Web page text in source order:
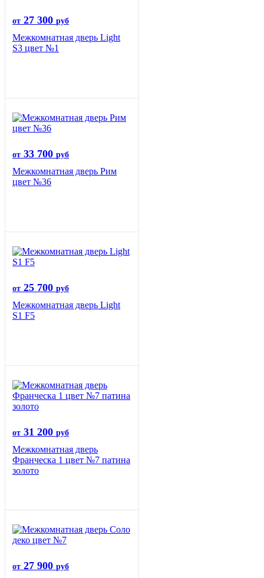
от 27 300 руб
Межкомнатная дверь Light
S3 цвет №1
от 33 700 руб
Межкомнатная дверь Рим
цвет №36
от 25 700 руб
Межкомнатная дверь Light
S1 F5
от 31 200 руб
Межкомнатная дверь
Франческа 1 цвет №7 патина
золото
от 27 900 руб